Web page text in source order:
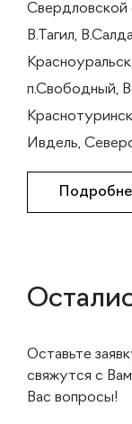
Свердловской
В.Тагил,
п.Свободный,
Ивдель,
Оставьте
свяжутся с
Вас вопросы!